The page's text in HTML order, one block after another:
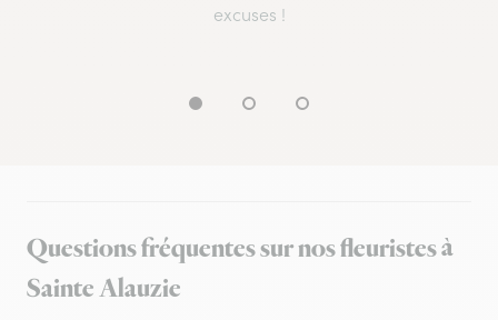
excuses !
Questions fréquentes sur nos fleuristes à
Sainte Alauzie